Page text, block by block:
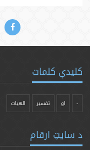
کلیدې کلمات
- او تفسیر الهیات
د سایټ ارقام